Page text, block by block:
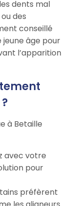
dents mal
des
conseillé
âge pour
l’apparition
à Betaille
avec votre
pour
préfèrent